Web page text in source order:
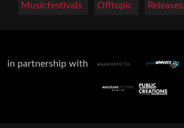
Musicfestivals Offtopic Releases
in partnership with